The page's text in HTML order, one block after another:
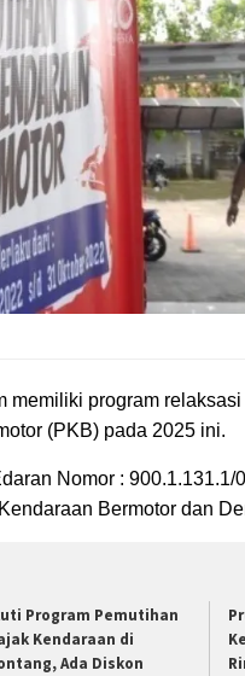
memiliki program
(PKB) pada 2025 ini.
Nomor : 900.1.131.1/
Bermotor dan
Program Pemutihan
Kendaraan di
Ada Diskon